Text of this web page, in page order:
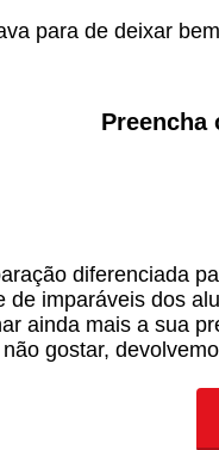
para de deixar
Preencha
diferenciada
imparáveis dos
ainda mais a sua
gostar,